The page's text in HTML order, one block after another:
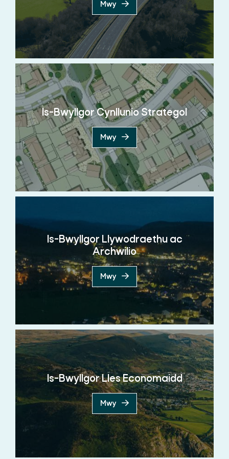
Mwy
Is-Bwyllgor Cynllunio Strategol
Mwy
Is-Bwyllgor Llywodraethu ac
Archwilio
Mwy
Is-Bwyllgor Lles Economaidd
Mwy